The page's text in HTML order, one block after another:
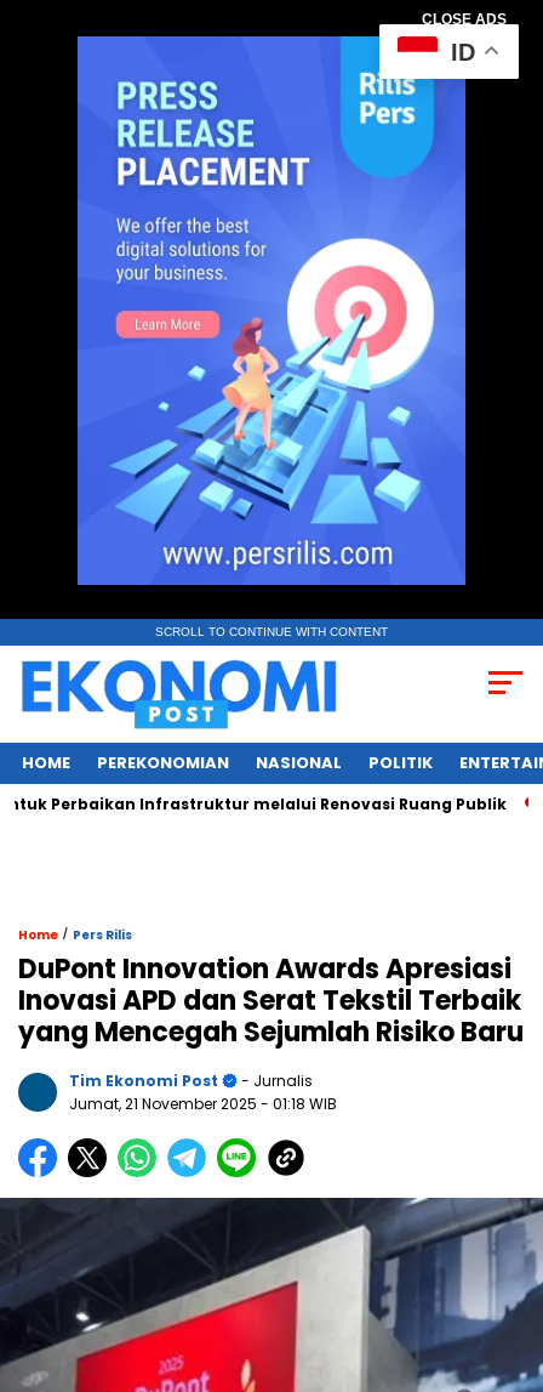
CLOSE ADS
SCROLL TO CONTINUE WITH CONTENT
HOME PEREKONOMIAN NASIONAL POLITIK
Infrastruktur melalui Renovasi Ruang Publik
Home / Pers Rilis
DuPont Innovation Awards Apresiasi
Inovasi APD dan Serat Tekstil Terbaik
yang Mencegah Sejumlah Risiko Baru
Tim Ekonomi Post
- Jurnalis
Jumat, 21 November 2025 - 01:18 WIB
ID